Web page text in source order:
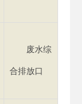
废水综
合排放口